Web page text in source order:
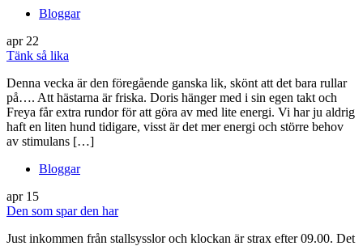
Bloggar
apr 22
Tänk så lika
Denna vecka är den föregående ganska lik, skönt att det bara rullar
på…. Att hästarna är friska. Doris hänger med i sin egen takt och
Freya får extra rundor för att göra av med lite energi. Vi har ju aldrig
haft en liten hund tidigare, visst är det mer energi och större behov
av stimulans […]
Bloggar
apr 15
Den som spar den har
Just inkommen från stallsysslor och klockan är strax efter 09.00. Det